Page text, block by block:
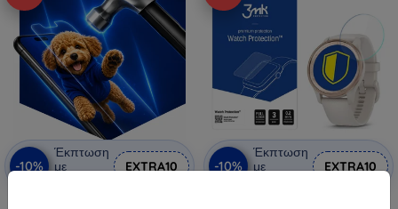
-10%
Έκπτωση
με
EXTRA10 -10%
Έκπτωση
με
EXTRA10